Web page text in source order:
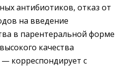
антибиотиков, отказ от
на введение
в парентеральной форме
качества
корреспондирует с